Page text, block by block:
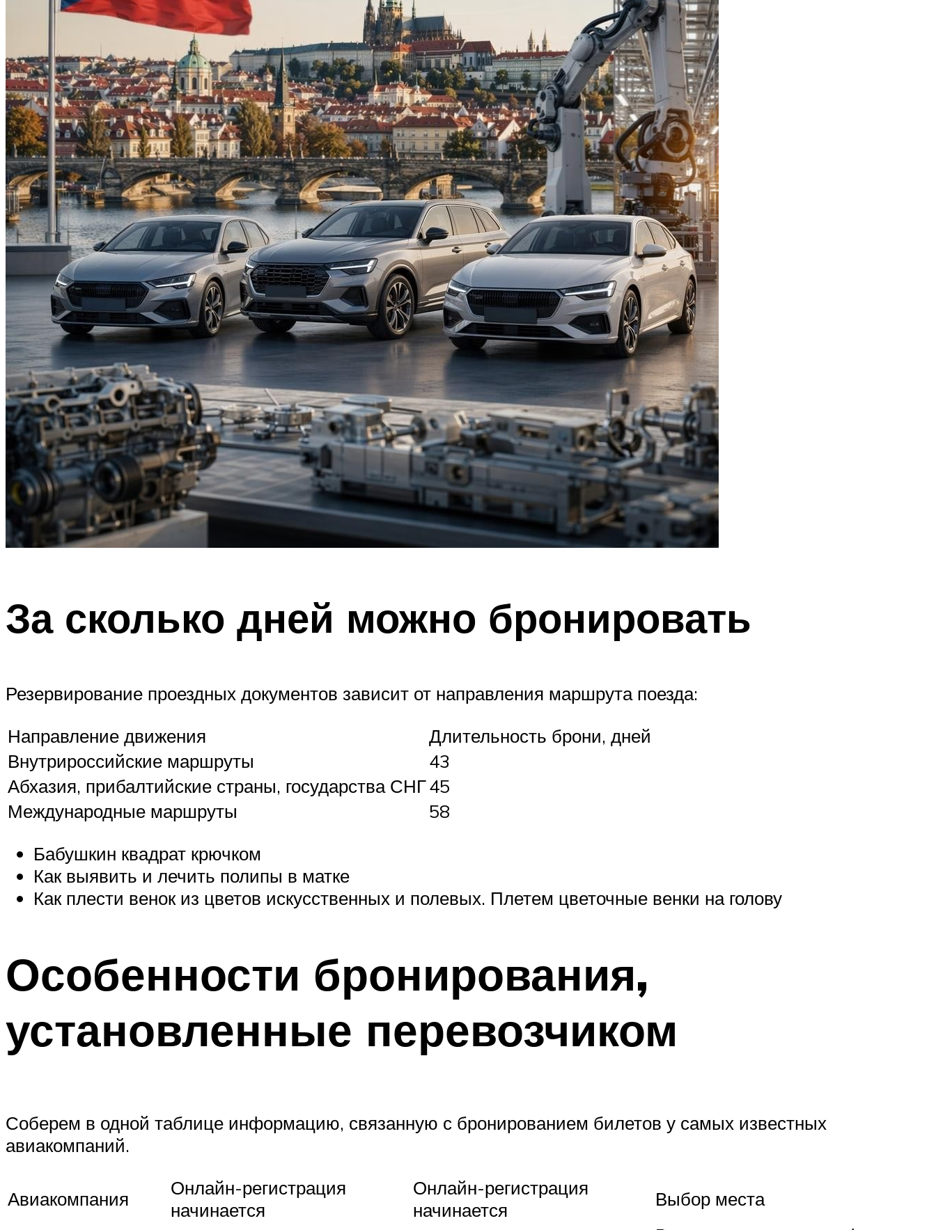
За сколько дней можно бронировать
Резервирование проездных документов зависит от направления маршрута поезда:
Направление движения
Длительность брони, дней
Внутрироссийские маршруты
43
Абхазия, прибалтийские страны, государства СНГ45
Международные маршруты
58
Бабушкин квадрат крючком
Как выявить и лечить полипы в матке
Как плести венок из цветов искусственных и полевых. Плетем цветочные венки на голову
Особенности бронирования,
установленные перевозчиком
Соберем в одной таблице информацию, связанную с бронированием билетов у самых известных
авиакомпаний.
Авиакомпания
Онлайн-регистрация
начинается
Онлайн-регистрация
начинается
Выбор места